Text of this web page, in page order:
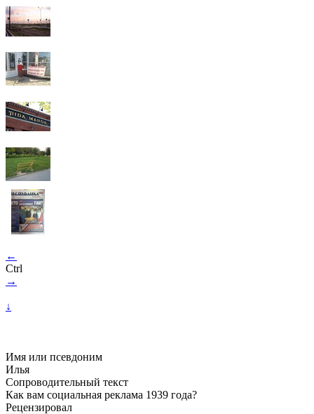
←
Ctrl
→
↓
Имя или псевдоним
Илья
Сопроводительный текст
Как вам социальная реклама 1939 года?
Рецензировал